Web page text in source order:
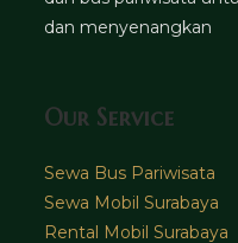
dan menyenangkan
Our Service
Sewa Bus Pariwisata
Sewa Mobil Surabaya
Rental Mobil Surabaya